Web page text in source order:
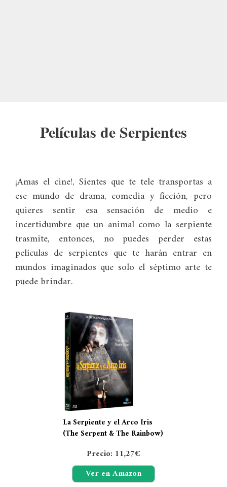
Películas de Serpientes
¡Amas el cine!, Sientes que te tele transportas a
ese mundo de drama, comedia y ficción, pero
quieres sentir esa sensación de medio e
incertidumbre que un animal como la serpiente
trasmite, entonces, no puedes perder estas
películas de serpientes que te harán entrar en
mundos imaginados que solo el séptimo arte te
puede brindar.
La Serpiente y el Arco Iris
(The Serpent & The Rainbow)
Precio: 11,27€
Ver en Amazon